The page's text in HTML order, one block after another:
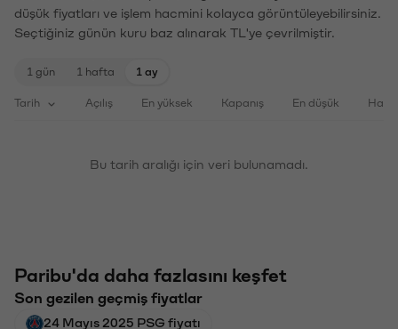
düşük fiyatları ve işlem hacmini kolayca görüntüleyebilirsiniz.
Seçtiğiniz günün kuru baz alınarak TL'ye çevrilmiştir.
1 gün 1 hafta 1 ay
Tarih Açılış En yüksek Kapanış En düşük
Bu tarih aralığı için veri bulunamadı.
Paribu'da daha fazlasını keşfet
Son gezilen geçmiş fiyatlar
24 Mayıs 2025 PSG fiyatı